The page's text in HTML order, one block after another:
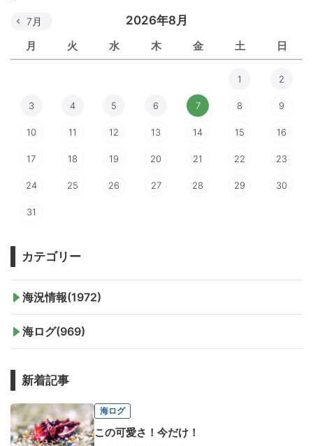
2026年8月
月 火 水 木 金 土 日
7月
1 2
3 4 5 6 7 8 9
10 11 12 13 14 15 16
17 18 19 20 21 22 23
24 25 26 27 28 29 30
31
カテゴリー
海況情報(1972)
海ログ(969)
新着記事
海ログ
この可愛さ！今だけ！